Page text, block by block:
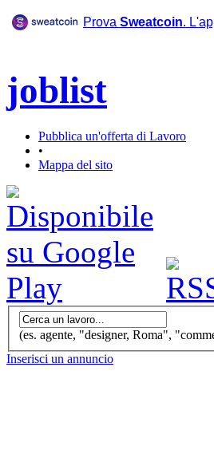
Prova Sweatcoin.
joblist
Pubblica un'offerta di Lavoro
•
Mappa del sito
(es. agente, "designer, Roma",
Inserisci un annuncio